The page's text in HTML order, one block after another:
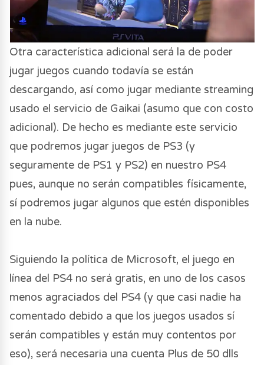
Otra característica adicional será la de poder
jugar juegos cuando todavía se están
descargando, así como jugar mediante streaming
usado el servicio de Gaikai (asumo que con costo
adicional). De hecho es mediante este servicio
que podremos jugar juegos de PS3 (y
seguramente de PS1 y PS2) en nuestro PS4
pues, aunque no serán compatibles físicamente,
sí podremos jugar algunos que estén disponibles
en la nube.
Siguiendo la política de Microsoft, el juego en
línea del PS4 no será gratis, en uno de los casos
menos agraciados del PS4 (y que casi nadie ha
comentado debido a que los juegos usados sí
serán compatibles y están muy contentos por
eso), será necesaria una cuenta Plus de 50 dlls